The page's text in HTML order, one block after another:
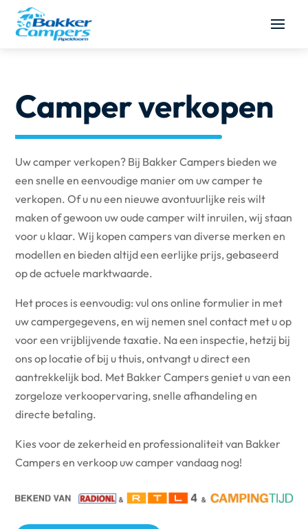
Camper verkopen
Uw camper verkopen? Bij Bakker Campers bieden we
een snelle en eenvoudige manier om uw camper te
verkopen. Of u nu een nieuwe avontuurlijke reis wilt
maken of gewoon uw oude camper wilt inruilen, wij staan
voor u klaar. Wij kopen campers van diverse merken en
modellen en bieden altijd een eerlijke prijs, gebaseerd
op de actuele marktwaarde.
Het proces is eenvoudig: vul ons online formulier in met
uw campergegevens, en wij nemen snel contact met u op
voor een vrijblijvende taxatie. Na een inspectie, hetzij bij
ons op locatie of bij u thuis, ontvangt u direct een
aantrekkelijk bod. Met Bakker Campers geniet u van een
zorgeloze verkoopervaring, snelle afhandeling en
directe betaling.
Kies voor de zekerheid en professionaliteit van Bakker
Campers en verkoop uw camper vandaag nog!